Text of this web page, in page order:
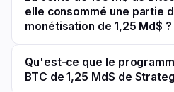
elle consommé une partie
monétisation de 1,25 Md$ ?
Qu'est-ce que le
BTC de 1,25 Md$ de